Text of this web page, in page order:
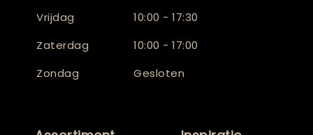
Vrijdag
10:00 - 17:30
Zaterdag
10:00 - 17:00
Zondag
Gesloten